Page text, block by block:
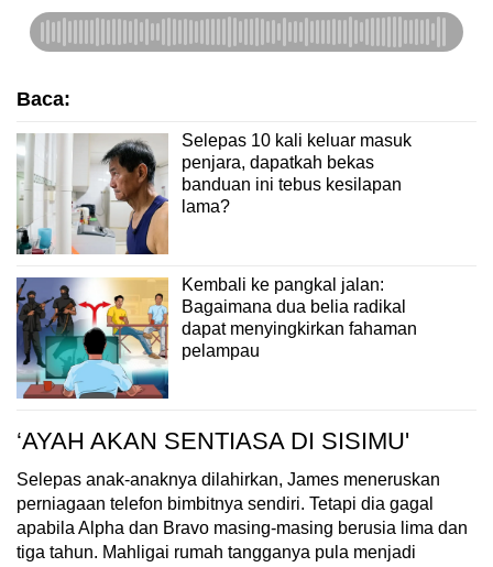
Baca:
Selepas 10 kali keluar masuk
penjara, dapatkah bekas
banduan ini tebus kesilapan
lama?
Kembali ke pangkal jalan:
Bagaimana dua belia radikal
dapat menyingkirkan fahaman
pelampau
‘AYAH AKAN SENTIASA DI SISIMU'
Selepas anak-anaknya dilahirkan, James meneruskan
perniagaan telefon bimbitnya sendiri. Tetapi dia gagal
apabila Alpha dan Bravo masing-masing berusia lima dan
tiga tahun. Mahligai rumah tangganya pula menjadi